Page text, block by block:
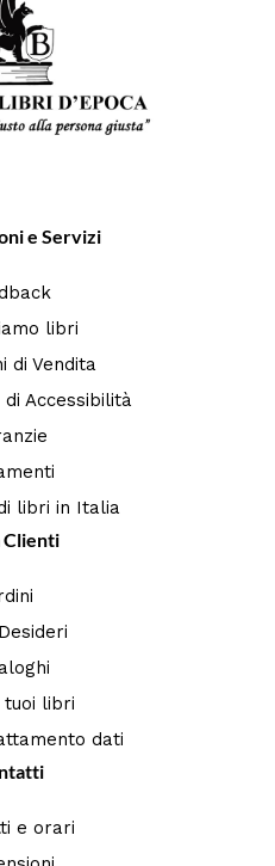
e Servizi
libri
di Vendita
di Accessibilità
libri in Italia
Clienti
tuoi libri
dati
e orari